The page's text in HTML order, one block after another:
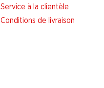
Service à la clientèle
Conditions de livraison